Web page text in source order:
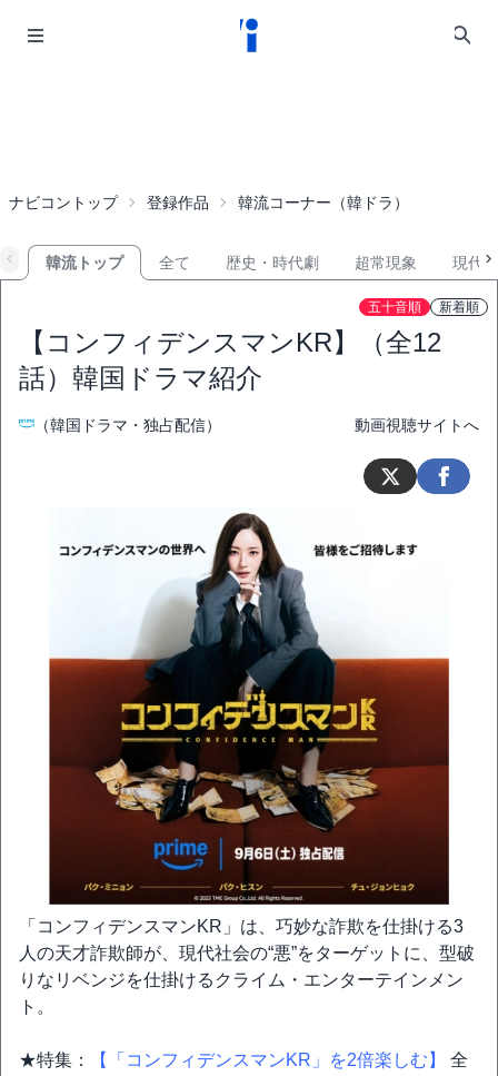
ナビコントップ 登録作品 韓流コーナー（韓ドラ）
韓流トップ 全て 歴史・時代劇 超常現象 現代
五十音順 新着順
【コンフィデンスマンKR】（全12
話）韓国ドラマ紹介
（韓国ドラマ・独占配信） 動画視聴サイトへ
「コンフィデンスマンKR」は、巧妙な詐欺を仕掛ける3
人の天才詐欺師が、現代社会の“悪”をターゲットに、型破
りなリベンジを仕掛けるクライム・エンターテインメン
ト。
★特集： 【「コンフィデンスマンKR」を2倍楽しむ】
全